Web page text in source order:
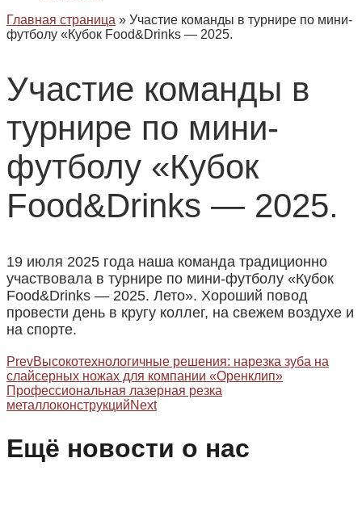
Главная страница » Участие команды в турнире по мини-
футболу «Кубок Food&Drinks — 2025.
Участие команды в
турнире по мини-
футболу «Кубок
Food&Drinks — 2025.
19 июля 2025 года наша команда традиционно
участвовала в турнире по мини-футболу «Кубок
Food&Drinks — 2025. Лето». Хороший повод
провести день в кругу коллег, на свежем воздухе и
на спорте.
PrevВысокотехнологичные решения: нарезка зуба на
слайсерных ножах для компании «Оренклип»
Профессиональная лазерная резка
металлоконструкцийNext
Ещё новости о нас